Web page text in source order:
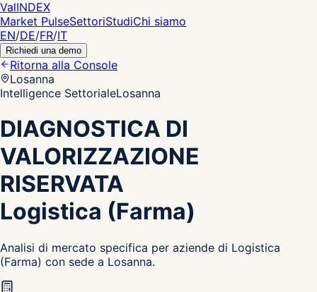
ValINDEX
Market PulseSettoriStudiChi siamo
EN/DE/FR/IT
Richiedi una demo
Ritorna alla Console
Losanna
Intelligence SettorialeLosanna
DIAGNOSTICA DI
VALORIZZAZIONE
RISERVATA
Logistica (Farma)
Analisi di mercato specifica per aziende di Logistica
(Farma) con sede a Losanna.